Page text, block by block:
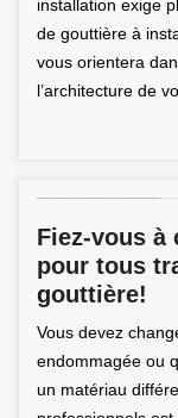
installation exige
de gouttière à
vous orientera
l’architecture de
Fiez-vous à
pour tous
gouttière!
Vous devez
endommagée ou
un matériau